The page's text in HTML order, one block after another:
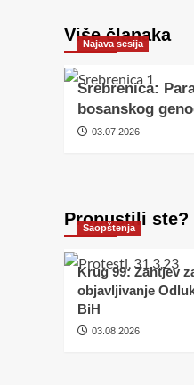
Više članaka
Najava sesija
Srebrenica:
bosanskog
03.07.2026
Propustili ste?
Saopštenja
Krug 99: Zahtjev
objavljivanje
BiH
03.08.2026